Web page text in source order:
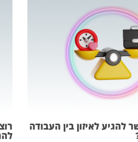
להגיע לאיזון בין העבודה